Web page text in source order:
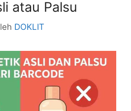
atau Palsu
DOKLIT